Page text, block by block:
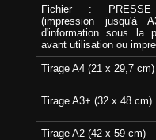
Fichier :
(impression jusqu'à
d'information sous la
avant utilisation ou
Tirage A4 (21 x 29,7 cm)
Tirage A3+ (32 x 48 cm)
Tirage A2 (42 x 59 cm)